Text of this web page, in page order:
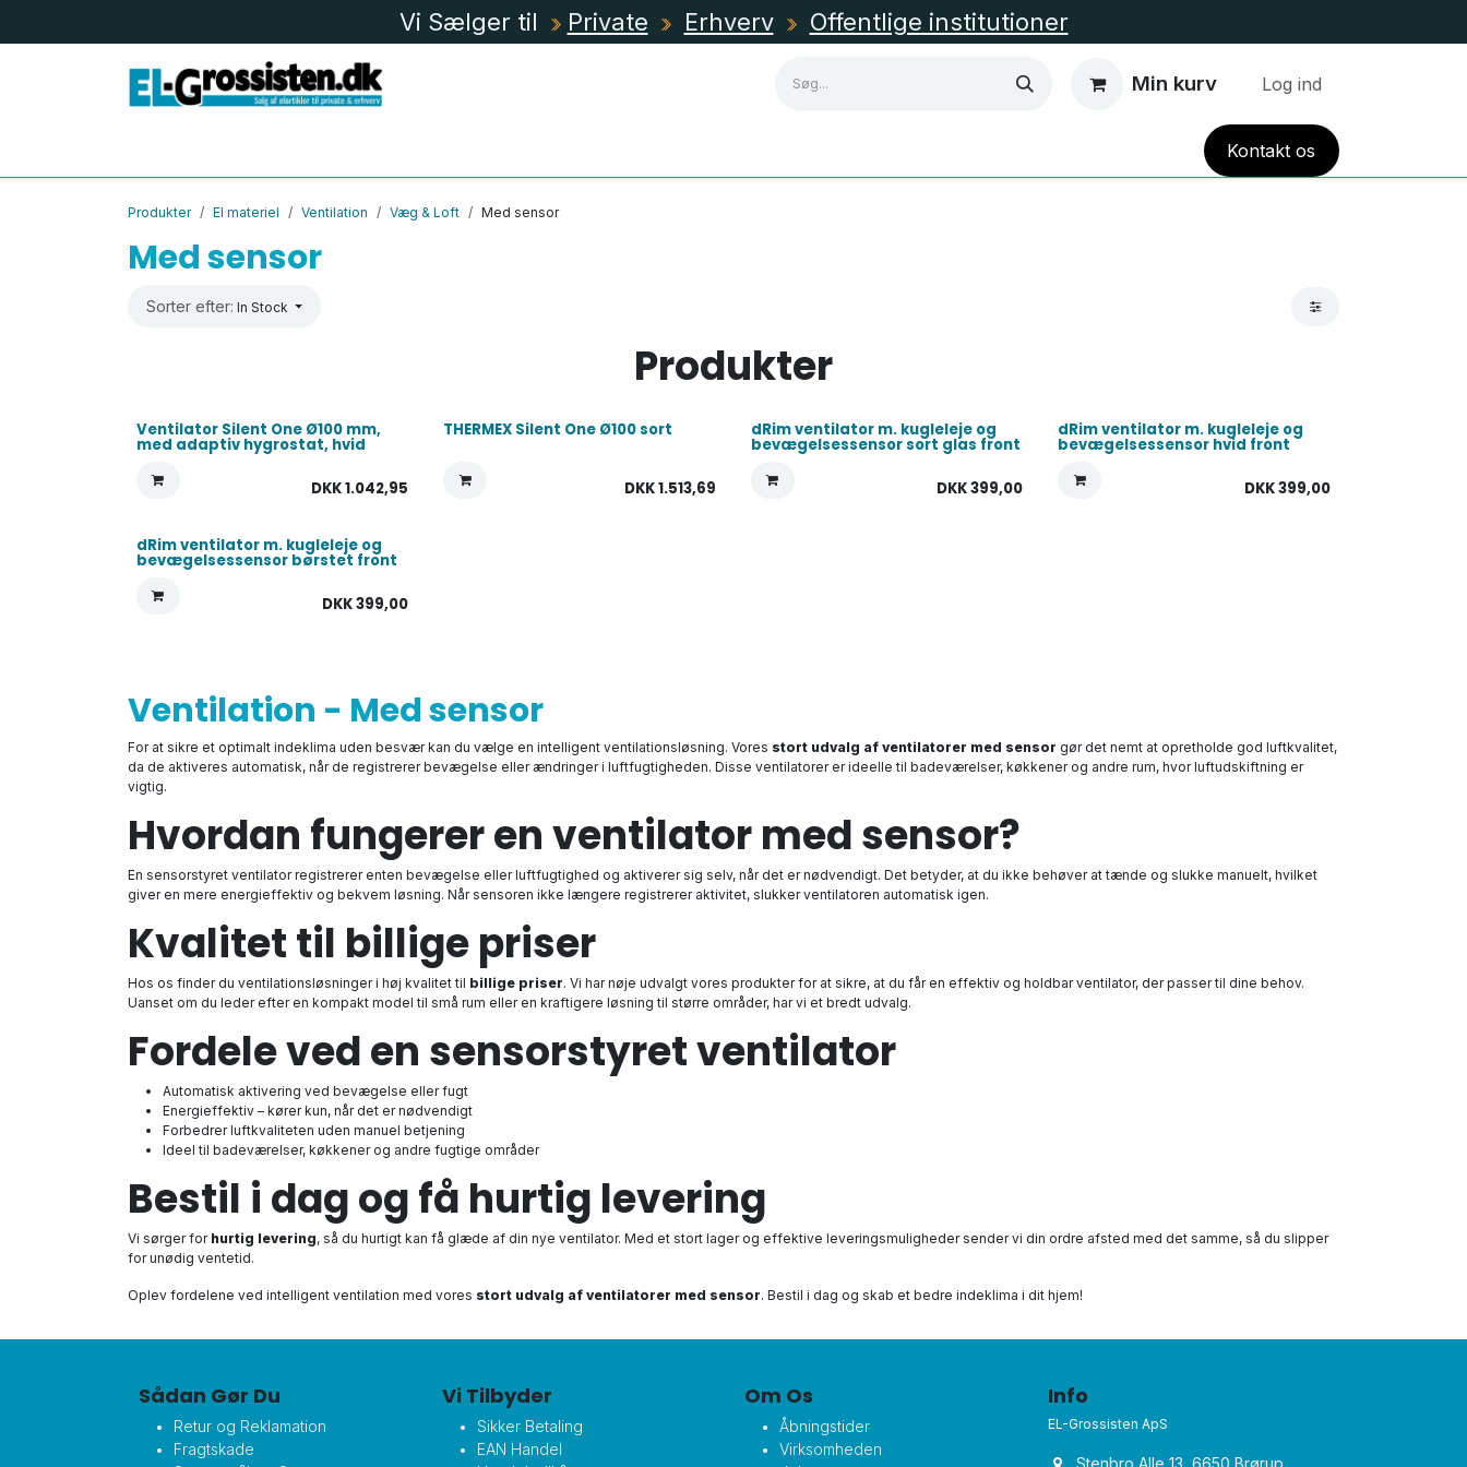
Vi Sælger til Private Erhverv Offentlige institutioner
Min kurv Log ind
HUS OG HAVE TILBUD
Kontaktos
Produkter El materiel Ventilation Væg & Loft Med sensor
Med sensor
Sorter efter: In Stock
Produkter
Ventilator Silent One Ø100 mm,
med adaptiv hygrostat, hvid
DKK1.042,95
THERMEX Silent One Ø100 sort
DKK1.513,69
dRim ventilator m. kugleleje og
bevægelsessensor sort glas front
DKK399,00
dRim ventilator m. kugleleje og
bevægelsessensor hvid front
DKK399,00
dRim ventilator m. kugleleje og
bevægelsessensor børstet front
DKK399,00
Ventilation - Med sensor
For at sikre et optimalt indeklima uden besvær kan du vælge en intelligent ventilationsløsning. Vores stort udvalg af ventilatorer med sensor gør det nemt at opretholde god luftkvalitet,
da de aktiveres automatisk, når de registrerer bevægelse eller ændringer i luftfugtigheden. Disse ventilatorer er ideelle til badeværelser, køkkener og andre rum, hvor luftudskiftning er
vigtig.
Hvordan fungerer en ventilator med sensor?
En sensorstyret ventilator registrerer enten bevægelse eller luftfugtighed og aktiverer sig selv, når det er nødvendigt. Det betyder, at du ikke behøver at tænde og slukke manuelt, hvilket
giver en mere energieffektiv og bekvem løsning. Når sensoren ikke længere registrerer aktivitet, slukker ventilatoren automatisk igen.
Kvalitet til billige priser
Hos os finder du ventilationsløsninger i høj kvalitet til billige priser. Vi har nøje udvalgt vores produkter for at sikre, at du får en effektiv og holdbar ventilator, der passer til dine behov.
Uanset om du leder efter en kompakt model til små rum eller en kraftigere løsning til større områder, har vi et bredt udvalg.
Fordele ved en sensorstyret ventilator
Automatisk aktivering ved bevægelse eller fugt
Energieffektiv – kører kun, når det er nødvendigt
Forbedrer luftkvaliteten uden manuel betjening
Ideel til badeværelser, køkkener og andre fugtige områder
Bestil i dag og få hurtig levering
Vi sørger for hurtig levering, så du hurtigt kan få glæde af din nye ventilator. Med et stort lager og effektive leveringsmuligheder sender vi din ordre afsted med det samme, så du slipper
for unødig ventetid.
Oplev fordelene ved intelligent ventilation med vores stort udvalg af ventilatorer med sensor. Bestil i dag og skab et bedre indeklima i dit hjem!
Sådan Gør Du
Retur og Reklamation
Fragtskade
Vi Tilbyder
Sikker Betaling
EAN Handel
Om Os
Åbningstider
Virksomheden
Info
EL-Grossisten ApS
Stenbro Alle 13, 6650 Brørup